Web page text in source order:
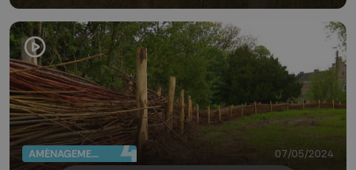
AMÉNAGEMENT DU TERRITOIRE 07/05/2024